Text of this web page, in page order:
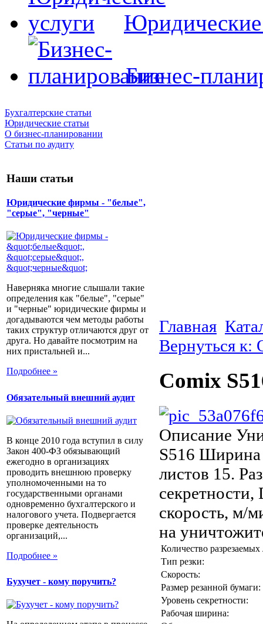
Юридические
Бизнес-
Бухгалтерские статьи
Юридические статьи
О бизнес-планировании
Статьи по аудиту
Наши статьи
Юридические фирмы - "белые",
"серые", "черные"
Наверняка многие слышали такие
определения как "белые", "серые"
и "черные" юридические фирмы и
догадываются чем методы работы
таких структур отличаются друг от
друга. Но давайте посмотрим на
них пристальней и...
Подробнее »
Обязательный внешний аудит
В конце 2010 года вступил в силу
Закон 400-ФЗ обязывающий
ежегодно в организациях
проводить внешнюю проверку
уполномоченными на то
государственными органами
одновременно бухгалтерского и
налогового учета. Подвергается
проверке деятельность
организаций,...
Подробнее »
Бухучет - кому поручить?
Главная
Вернуться к:
Comix
Описание
S516 Ширина
листов 15.
скорость, м/
на
Количество разрезаемых
Тип резки:
Скорость:
Размер резанной бумаги:
Уровень секретности:
Рабочая ширина: